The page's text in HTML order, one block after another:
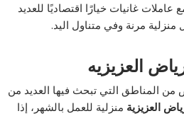
عاملات غانيات خيارًا اقتصاديًا للعديد
مرنة وفي متناول اليد.
العزيزيه
من المناطق التي تبحث فيها العديد من
العزيزية منزلية للعمل بالشهر، إذا